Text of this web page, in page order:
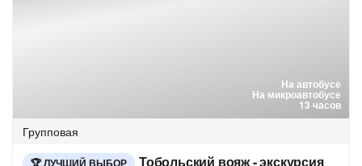
На автобусе
На микроавтобусе
13 часов
Групповая
ЛУЧШИЙ ВЫБОР
Тобольский вояж - экскурсия